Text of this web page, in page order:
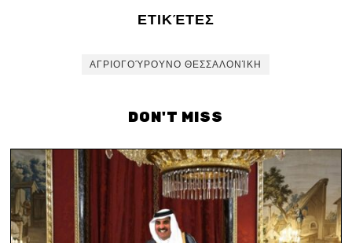
ΕΤΙΚΈΤΕΣ
ΑΓΡΙΟΓΟΎΡΟΥΝΟ ΘΕΣΣΑΛΟΝΊΚΗ
DON'T MISS